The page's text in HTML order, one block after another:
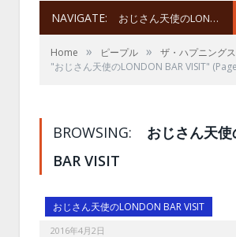
NAVIGATE: おじさん天使のLONDON BAR VISIT
Home » ピープル » ザ・ハプニングス
"おじさん天使のLONDON BAR VISIT"
BROWSING:
おじさん天
BAR VISIT
おじさん天使のLONDON BAR VISIT
2016年4月2日